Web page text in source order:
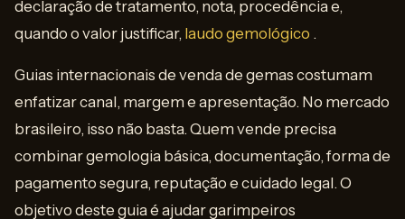
declaração de tratamento, nota, procedência e,
quando o valor justificar, laudo gemológico .
Guias internacionais de venda de gemas costumam
enfatizar canal, margem e apresentação. No mercado
brasileiro, isso não basta. Quem vende precisa
combinar gemologia básica, documentação, forma de
pagamento segura, reputação e cuidado legal. O
objetivo deste guia é ajudar garimpeiros